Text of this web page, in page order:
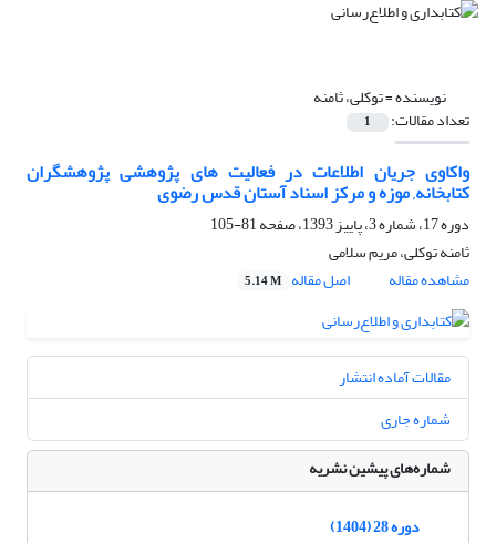
نویسنده =توکلی، ثامنه
تعداد مقالات: 1
واکاوی جریان اطلاعات در فعالیت های پژوهشی پژوهشگران
کتابخانه, موزه و مرکز اسناد آستان قدس رضوی
دوره 17، شماره 3، پاییز 1393، صفحه
81-105
ثامنه توکلی، مریم سلامی
مشاهده مقاله
اصل مقاله 5.14 M
مقالات آماده انتشار
شماره جاری
شماره‌های پیشین نشریه
دوره 28 (1404)